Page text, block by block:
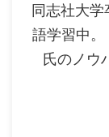
同志社大
語学習中
氏のノウ